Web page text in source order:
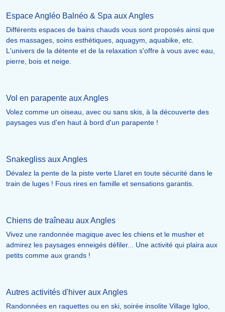
Espace Angléo Balnéo & Spa aux Angles
Différents espaces de bains chauds vous sont proposés ainsi que
des massages, soins esthétiques, aquagym, aquabike, etc.
L'univers de la détente et de la relaxation s'offre à vous avec eau,
pierre, bois et neige.
Vol en parapente aux Angles
Volez comme un oiseau, avec ou sans skis, à la découverte des
paysages vus d'en haut à bord d'un parapente !
Snakegliss aux Angles
Dévalez la pente de la piste verte Llaret en toute sécurité dans le
train de luges ! Fous rires en famille et sensations garantis.
Chiens de traîneau aux Angles
Vivez une randonnée magique avec les chiens et le musher et
admirez les paysages enneigés défiler... Une activité qui plaira aux
petits comme aux grands !
Autres activités d'hiver aux Angles
Randonnées en raquettes ou en ski, soirée insolite Village Igloo,